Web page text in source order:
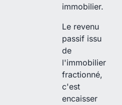
immobilier.
Le revenu
passif issu
de
l'immobilier
fractionné,
c'est
encaisser